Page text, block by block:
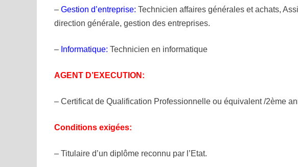
–Gestion d’entreprise: Technicien affaires générales et achats,
directiongénérale, gestion des entreprises.
– Informatique: Technicien en informatique
AGENT D’EXECUTION:
– Certificat de Qualification Professionnelle ou équivalent /2ème
Conditions exigées:
– Titulaire d’un diplôme reconnu par l’Etat.